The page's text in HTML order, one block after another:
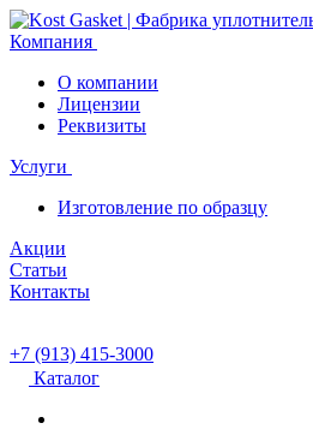
Компания
О компании
Лицензии
Реквизиты
Услуги
Изготовление по образцу
Акции
Статьи
Контакты
+7 (913) 415-3000
Каталог